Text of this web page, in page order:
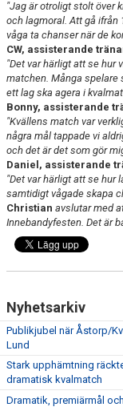
"Jag är otroligt stolt över
och lagmoral. Att gå
våga ta chanser när de
CW, assisterande
"Det var härligt att se hur
matchen. Många spelare
ett lag ska agera i
Bonny, assisterande
"Kvällens match var
några mål tappade vi
och det är det som gör
Daniel, assisterande
"Det var härligt att se hur
samtidigt vågade skapa
Christian avslutar med
Innebandyfesten. Det är
Nyhetsarkiv
Publikjubel när Åstorp/
Lund
Stark upphämtning
dramatisk kvalmatch
Dramatik, premiärmål